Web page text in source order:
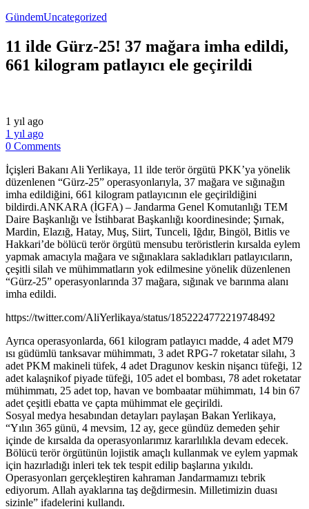
GündemUncategorized
11 ilde Gürz-25! 37 mağara imha edildi,
661 kilogram patlayıcı ele geçirildi
1 yıl ago
1 yıl ago
0 Comments
İçişleri Bakanı Ali Yerlikaya, 11 ilde terör örgütü PKK’ya yönelik
düzenlenen “Gürz-25” operasyonlarıyla, 37 mağara ve sığınağın
imha edildiğini, 661 kilogram patlayıcının ele geçirildiğini
bildirdi.ANKARA (İGFA) – Jandarma Genel Komutanlığı TEM
Daire Başkanlığı ve İstihbarat Başkanlığı koordinesinde; Şırnak,
Mardin, Elazığ, Hatay, Muş, Siirt, Tunceli, Iğdır, Bingöl, Bitlis ve
Hakkari’de bölücü terör örgütü mensubu teröristlerin kırsalda eylem
yapmak amacıyla mağara ve sığınaklara sakladıkları patlayıcıların,
çeşitli silah ve mühimmatların yok edilmesine yönelik düzenlenen
“Gürz-25” operasyonlarında 37 mağara, sığınak ve barınma alanı
imha edildi.
https://twitter.com/AliYerlikaya/status/1852224772219748492
Ayrıca operasyonlarda, 661 kilogram patlayıcı madde, 4 adet M79
ısı güdümlü tanksavar mühimmatı, 3 adet RPG-7 roketatar silahı, 3
adet PKM makineli tüfek, 4 adet Dragunov keskin nişancı tüfeği, 12
adet kalaşnikof piyade tüfeği, 105 adet el bombası, 78 adet roketatar
mühimmatı, 25 adet top, havan ve bombaatar mühimmatı, 14 bin 67
adet çeşitli ebatta ve çapta mühimmat ele geçirildi.
Sosyal medya hesabından detayları paylaşan Bakan Yerlikaya,
“Yılın 365 günü, 4 mevsim, 12 ay, gece gündüz demeden şehir
içinde de kırsalda da operasyonlarımız kararlılıkla devam edecek.
Bölücü terör örgütünün lojistik amaçlı kullanmak ve eylem yapmak
için hazırladığı inleri tek tek tespit edilip başlarına yıkıldı.
Operasyonları gerçekleştiren kahraman Jandarmamızı tebrik
ediyorum. Allah ayaklarına taş değdirmesin. Milletimizin duası
sizinle” ifadelerini kullandı.